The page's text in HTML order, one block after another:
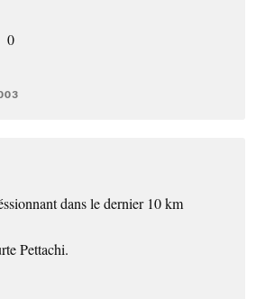
0
dans le dernier 10 km
Pettachi.